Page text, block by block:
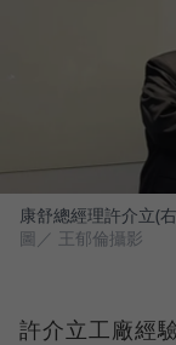
康舒總經理許介立(
圖／ 王郁倫攝影
許介立工廠經